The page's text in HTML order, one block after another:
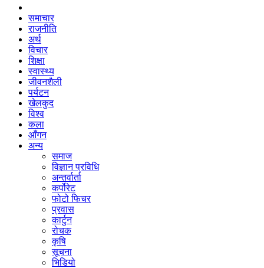
समाचार
राजनीति
अर्थ
विचार
शिक्षा
स्वास्थ्य
जीवनशैली
पर्यटन
खेलकुद
विश्व
कला
आँगन
अन्य
समाज
विज्ञान प्रविधि
अन्तर्वार्ता
कर्पोरेट
फोटो फिचर
प्रवास
कार्टुन
रोचक
कृषि
सूचना
भिडियो